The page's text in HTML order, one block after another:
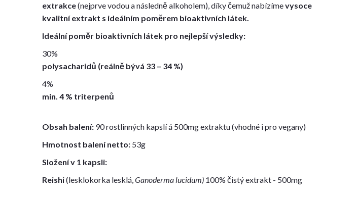
extrakce(nejprve vodou a následně alkoholem), díky čemuž nabízímevysoce
kvalitní extrakt s ideálním poměrem bioaktivních látek.
Ideální poměr bioaktivních látek pro nejlepší výsledky:
30%
polysacharidů (reálně bývá 33 – 34 %)
4%
min. 4 % triterpenů
Obsah balení: 90 rostlinných kapslí á 500mg extraktu (vhodné i pro vegany)
Hmotnost balení netto: 53g
Složení v 1 kapsli:
Reishi(lesklokorka lesklá,Ganoderma lucidum) 100% čistý extrakt - 500mg